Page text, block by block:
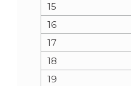
15
16
17
18
19